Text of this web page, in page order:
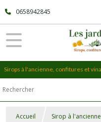
0658942845
Accueil Sirop à l'ancienne